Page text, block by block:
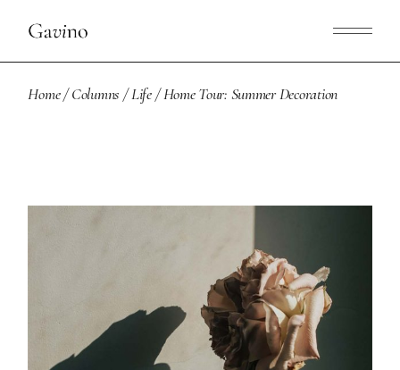
Home Columns Life Home Tour: Summer Decoration